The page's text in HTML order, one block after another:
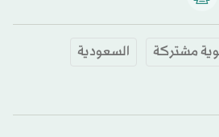
مشتركة
السعودية